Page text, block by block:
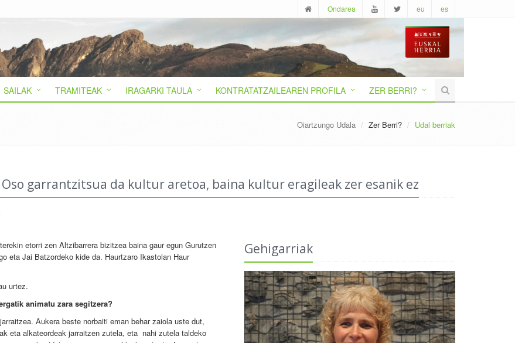
Ondarea eu es
SAILAK TRAMITEAK IRAGARKI TAULA KONTRATATZAILEAREN PROFILA ZER BERRI?
Oiartzungo Udala Zer Berri? Udal berriak
garrantzitsua da kultur aretoa, baina kultur eragileak zer esanik ez
etorri zen Altzibarrera bizitzea baina gaur egun Gurutzen
eta Jai Batzordeko kide da. Haurtzaro Ikastolan Haur
urtez.
animatu zara segitzera?
Aukera beste norbaiti eman behar zaiola uste dut,
eta alkateordeak jarraitzen zutela, eta nahi zutela taldeko
Gehigarriak